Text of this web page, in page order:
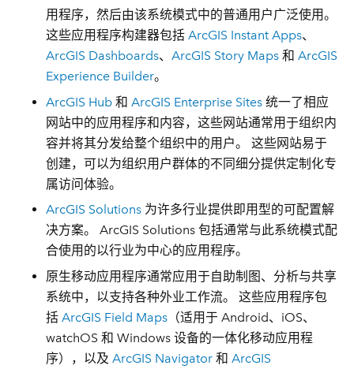
用程序，然后由该系统模式中的普通用户广泛使用。
这些应用程序构建器包括ArcGIS Instant Apps、
ArcGIS Dashboards、ArcGIS Story Maps 和ArcGIS
Experience Builder。
ArcGIS Hub 和ArcGIS Enterprise Sites 统一了相应
网站中的应用程序和内容，这些网站通常用于组织内
容并将其分发给整个组织中的用户。 这些网站易于
创建，可以为组织用户群体的不同细分提供定制化专
属访问体验。
ArcGIS Solutions 为许多行业提供即用型的可配置解
决方案。 ArcGIS Solutions 包括通常与此系统模式配
合使用的以行业为中心的应用程序。
原生移动应用程序通常应用于自助制图、分析与共享
系统中，以支持各种外业工作流。 这些应用程序包
括ArcGIS Field Maps （适用于 Android、iOS、
watchOS 和 Windows 设备的一体化移动应用程
序），以及ArcGIS Navigator 和ArcGIS